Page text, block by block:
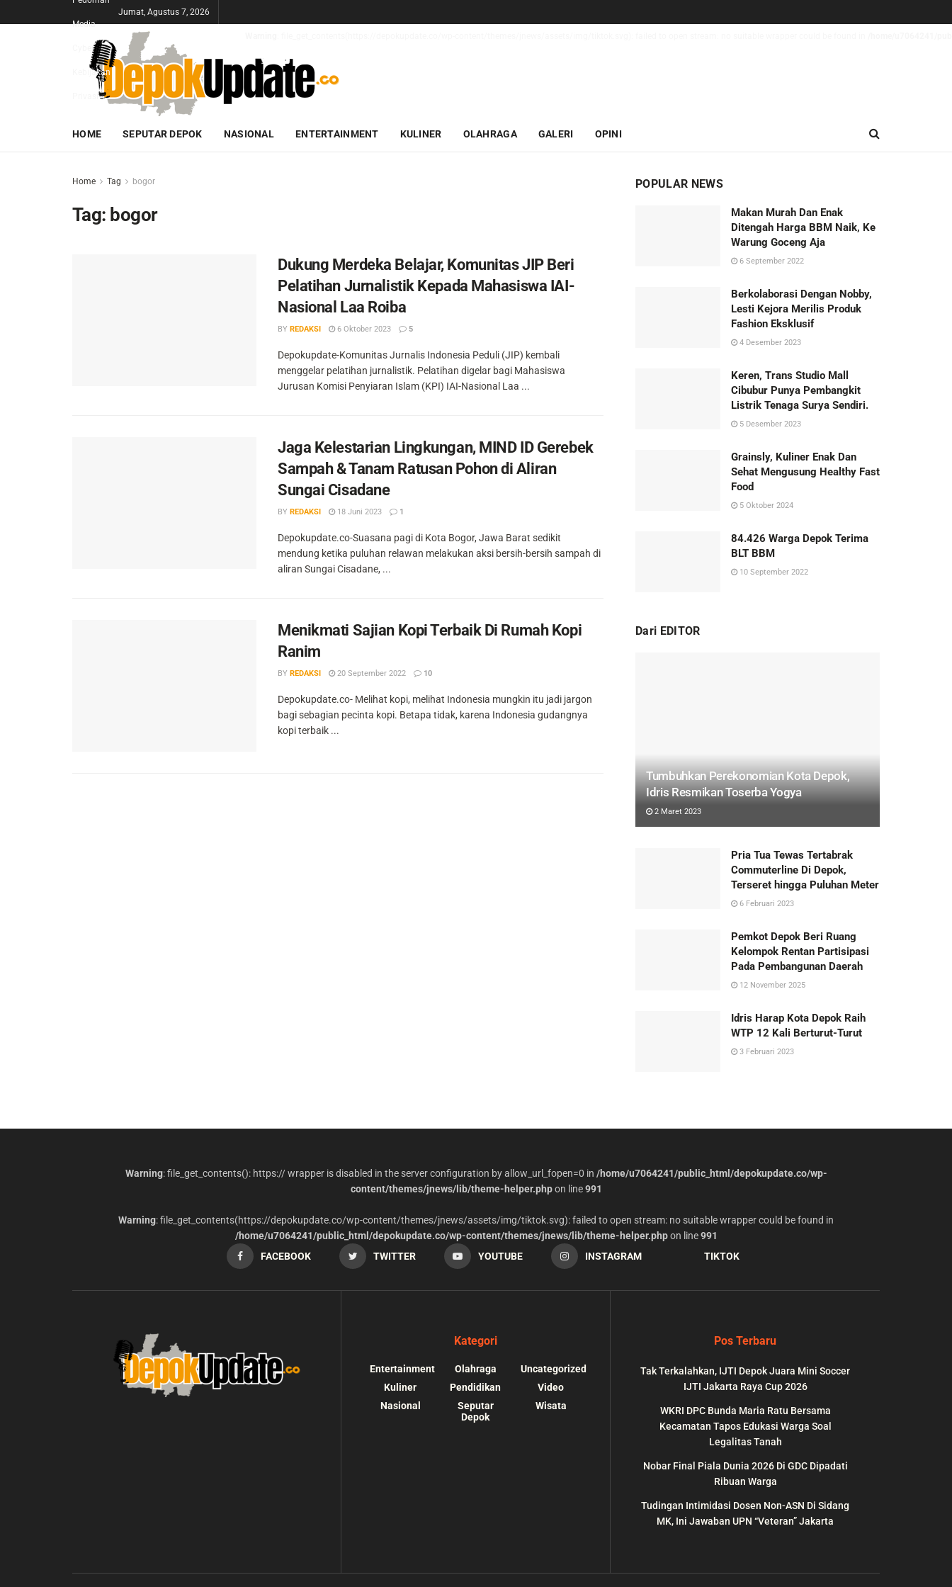
Media
Cyber
Kebijakan
Jumat, Agustus 7, 2026
HOME SEPUTAR DEPOK NASIONAL ENTERTAINMENT KULINER OLAHRAGA GALERI OPINI
Home Tag bogor
Tag: bogor
Dukung Merdeka Belajar, Komunitas JIP Beri
Pelatihan Jurnalistik Kepada Mahasiswa IAI-
Nasional Laa Roiba
BY REDAKSI 6 Oktober 2023 5
Depokupdate-Komunitas Jurnalis Indonesia Peduli (JIP) kembali
menggelar pelatihan jurnalistik. Pelatihan digelar bagi Mahasiswa
Jurusan Komisi Penyiaran Islam (KPI) IAI-Nasional Laa ...
Jaga Kelestarian Lingkungan, MIND ID Gerebek
Sampah & Tanam Ratusan Pohon di Aliran
Sungai Cisadane
BY REDAKSI 18 Juni 2023 1
Depokupdate.co-Suasana pagi di Kota Bogor, Jawa Barat sedikit
mendung ketika puluhan relawan melakukan aksi bersih-bersih sampah di
aliran Sungai Cisadane, ...
Menikmati Sajian Kopi Terbaik Di Rumah Kopi
Ranim
BY REDAKSI 20 September 2022 10
Depokupdate.co- Melihat kopi, melihat Indonesia mungkin itu jadi jargon
bagi sebagian pecinta kopi. Betapa tidak, karena Indonesia gudangnya
kopi terbaik ...
POPULAR NEWS
Makan Murah Dan Enak
Ditengah Harga BBM Naik, Ke
Warung Goceng Aja
6 September 2022
Berkolaborasi Dengan Nobby,
Lesti Kejora Merilis Produk
Fashion Eksklusif
4 Desember 2023
Keren, Trans Studio Mall
Cibubur Punya Pembangkit
Listrik Tenaga Surya Sendiri.
5 Desember 2023
Grainsly, Kuliner Enak Dan
Sehat Mengusung Healthy Fast
Food
5 Oktober 2024
84.426 Warga Depok Terima
BLT BBM
10 September 2022
Dari EDITOR
Tumbuhkan Perekonomian Kota Depok,
Idris Resmikan Toserba Yogya
2 Maret 2023
Pria Tua Tewas Tertabrak
Commuterline Di Depok,
Terseret hingga Puluhan Meter
6 Februari 2023
Pemkot Depok Beri Ruang
Kelompok Rentan Partisipasi
Pada Pembangunan Daerah
12 November 2025
Idris Harap Kota Depok Raih
WTP 12 Kali Berturut-Turut
3 Februari 2023
Warning: file_get_contents(): https:// wrapper is disabled in the server configuration by allow_url_fopen=0 in /home/u7064241/public_html/depokupdate.co/wp-
content/themes/jnews/lib/theme-helper.phpon line991
Warning: file_get_contents(https://depokupdate.co/wp-content/themes/jnews/assets/img/tiktok.svg): failed to open stream: no suitable wrapper could be found in
/home/u7064241/public_html/depokupdate.co/wp-content/themes/jnews/lib/theme-helper.phpon line991
FACEBOOK
TWITTER YOUTUBE INSTAGRAM TIKTOK
Kategori
Entertainment
Kuliner
Nasional
Olahraga
Pendidikan
Seputar
Depok
Uncategorized
Video
Wisata
Pos Terbaru
Tak Terkalahkan, IJTI Depok Juara Mini Soccer
IJTI Jakarta Raya Cup 2026
WKRI DPC Bunda Maria Ratu Bersama
Kecamatan Tapos Edukasi Warga Soal
Legalitas Tanah
Nobar Final Piala Dunia 2026 Di GDC Dipadati
Ribuan Warga
Tudingan Intimidasi Dosen Non-ASN Di Sidang
MK, Ini Jawaban UPN “Veteran” Jakarta
/home/u7064241/public_html/depokupdate.co/wp-on 991